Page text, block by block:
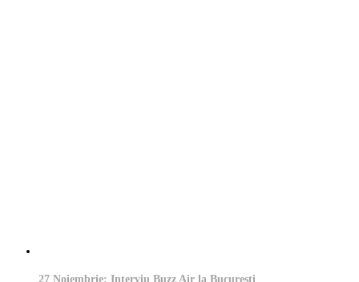
27 Noiembrie: Interviu Buzz Air la Bucuresti